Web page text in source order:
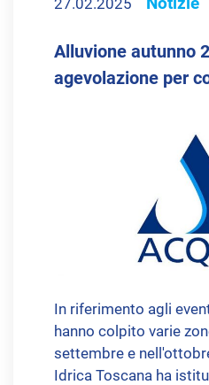
27.02.2025
Alluvione autunno
agevolazione per
In riferimento agli
hanno colpito varie
settembre e
Idrica Toscana ha